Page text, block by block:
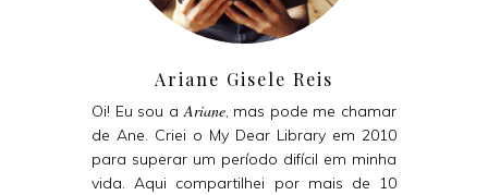
Ariane Gisele Reis
Oi! Eu sou aAriane, mas pode me chamar
de Ane. Criei o My Dear Library em 2010
para superar um período difícil em minha
vida. Aqui compartilhei por mais de 10